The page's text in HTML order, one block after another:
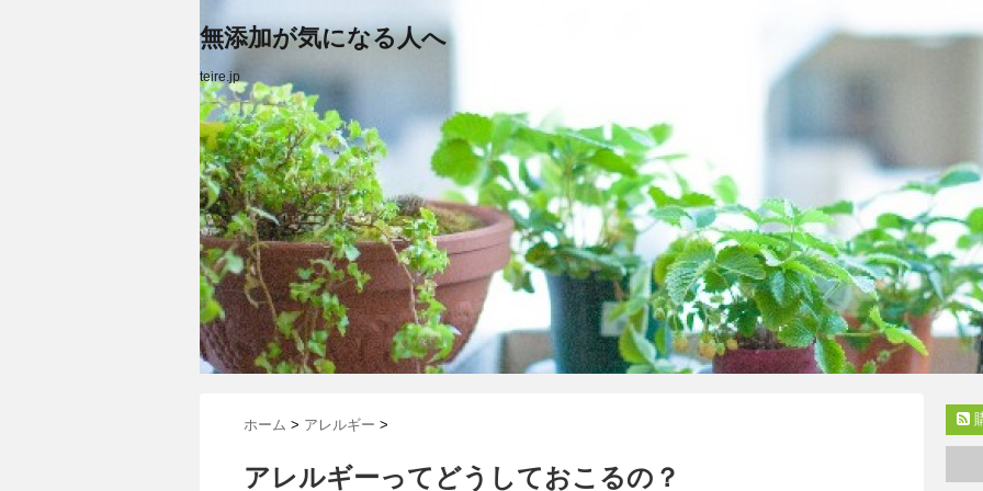
無添加が気になる人へ
teire.jp
ホーム > アレルギー >
アレルギーってどうしておこるの？